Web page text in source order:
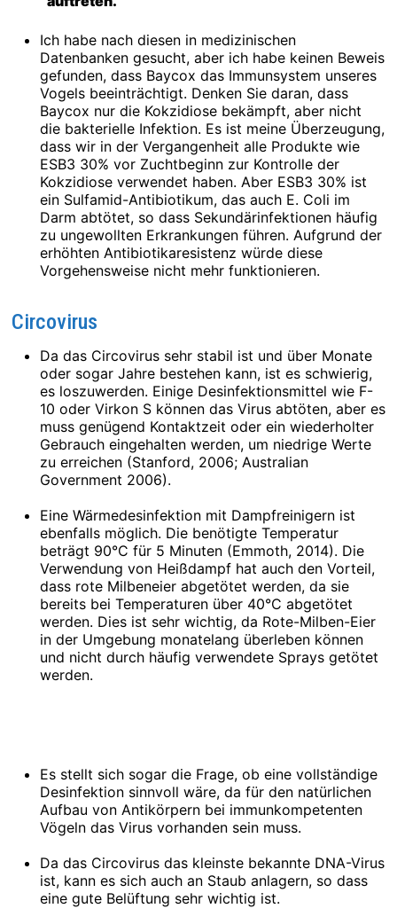
Ich habe nach diesen in medizinischen
Datenbanken gesucht, aber ich habe keinen Beweis
gefunden, dass Baycox das Immunsystem unseres
Vogels beeinträchtigt. Denken Sie daran, dass
Baycox nur die Kokzidiose bekämpft, aber nicht
die bakterielle Infektion. Es ist meine Überzeugung,
dass wir in der Vergangenheit alle Produkte wie
ESB3 30% vor Zuchtbeginn zur Kontrolle der
Kokzidiose verwendet haben. Aber ESB3 30% ist
ein Sulfamid-Antibiotikum, das auch E. Coli im
Darm abtötet, so dass Sekundärinfektionen häufig
zu ungewollten Erkrankungen führen. Aufgrund der
erhöhten Antibiotikaresistenz würde diese
Vorgehensweise nicht mehr funktionieren.
Circovirus
Da das Circovirus sehr stabil ist und über Monate
oder sogar Jahre bestehen kann, ist es schwierig,
es loszuwerden. Einige Desinfektionsmittel wie F-
10 oder Virkon S können das Virus abtöten, aber es
muss genügend Kontaktzeit oder ein wiederholter
Gebrauch eingehalten werden, um niedrige Werte
zu erreichen (Stanford, 2006; Australian
Government 2006).
Eine Wärmedesinfektion mit Dampfreinigern ist
ebenfalls möglich. Die benötigte Temperatur
beträgt 90°C für 5 Minuten (Emmoth, 2014). Die
Verwendung von Heißdampf hat auch den Vorteil,
dass rote Milbeneier abgetötet werden, da sie
bereits bei Temperaturen über 40°C abgetötet
werden. Dies ist sehr wichtig, da Rote-Milben-Eier
in der Umgebung monatelang überleben können
und nicht durch häufig verwendete Sprays getötet
werden.
Es stellt sich sogar die Frage, ob eine vollständige
Desinfektion sinnvoll wäre, da für den natürlichen
Aufbau von Antikörpern bei immunkompetenten
Vögeln das Virus vorhanden sein muss.
Da das Circovirus das kleinste bekannte DNA-Virus
ist, kann es sich auch an Staub anlagern, so dass
eine gute Belüftung sehr wichtig ist.